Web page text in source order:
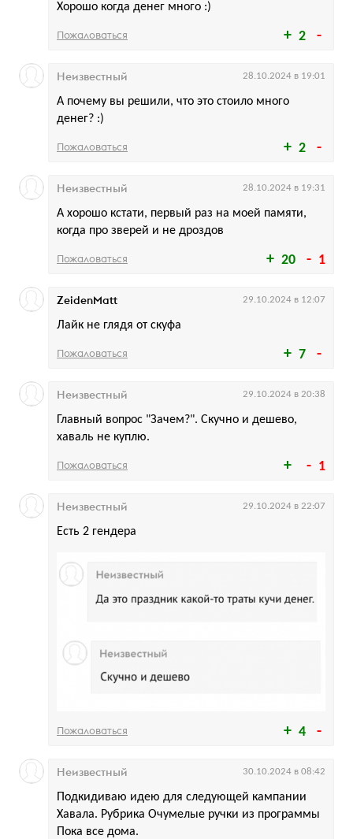
2
Хорошо когда денег много :)
Пожаловаться
2
А почему вы решили, что это стоило много
денег? :)
Неизвестный 28.10.2024 в 19:01
Пожаловаться
20 1
А хорошо кстати, первый раз на моей памяти,
когда про зверей и не дроздов
Неизвестный 28.10.2024 в 19:31
Пожаловаться
7
Лайк не глядя от скуфа
ZeidenMatt 29.10.2024 в 12:07
Пожаловаться
1
Главный вопрос "Зачем?". Скучно и дешево,
хаваль не куплю.
Неизвестный 29.10.2024 в 20:38
Пожаловаться
4
Есть 2 гендера
Неизвестный 29.10.2024 в 22:07
Пожаловаться
Подкидиваю идею для следующей кампании
Хавала. Рубрика Очумелые ручки из программы
Пока все дома.
Неизвестный 30.10.2024 в 08:42